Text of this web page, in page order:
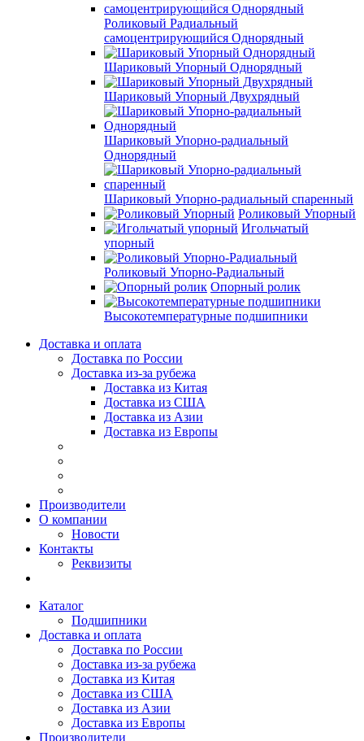
Роликовый Радиальный
самоцентрирующийся Однорядный
Шариковый Упорный Однорядный
Шариковый Упорный Двухрядный
Шариковый Упорно-радиальный
Однорядный
Шариковый Упорно-радиальный спаренный
Роликовый Упорный
Игольчатый
упорный
Роликовый Упорно-Радиальный
Опорный ролик
Высокотемпературные подшипники
Доставка и оплата
Доставка по России
Доставка из-за рубежа
Доставка из Китая
Доставка из США
Доставка из Азии
Доставка из Европы
Производители
О компании
Новости
Контакты
Реквизиты
Каталог
Подшипники
Доставка и оплата
Доставка по России
Доставка из-за рубежа
Доставка из Китая
Доставка из США
Доставка из Азии
Доставка из Европы
Производители